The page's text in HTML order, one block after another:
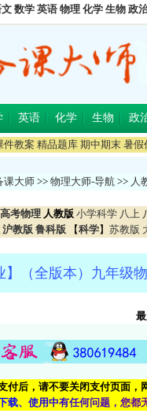
数学 英语 物理 化学 生物 政
英语 化学 生物 政
件教案 精品题库 期中期末 暑假
课大师 >> 物理大师-导航 >> 人
高考物理 人教版 小学科学 八上
沪教版 鲁科版 【科学】 苏教版
】（全版本）九年级
付后，请不要关闭支付页面，
载、 使用中有任何问题 ， 您都